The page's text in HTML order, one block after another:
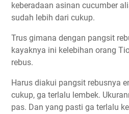
keberadaan asinan cucumber
sudah lebih dari cukup.
Trus gimana dengan pangsit
kayaknya ini kelebihan orang
rebus.
Harus diakui pangsit rebusnya
cukup, ga terlalu lembek.
pas. Dan yang pasti ga terlalu